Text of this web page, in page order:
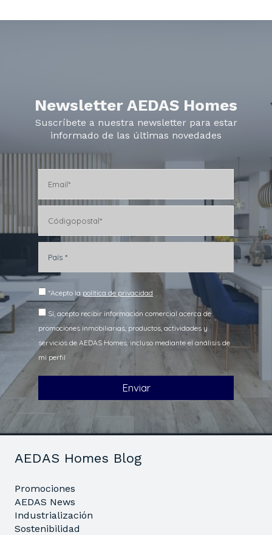
Newsletter AEDAS Homes
Suscríbete a nuestra newsletter para estar
informado de las últimas novedades
AEDAS Homes Blog
Promociones
AEDAS News
Industrialización
Sostenibilidad